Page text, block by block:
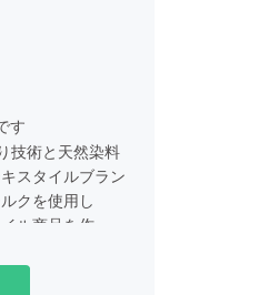
す
技術と天然染料
スタイルブラン
クを使用し
ル商品を作って